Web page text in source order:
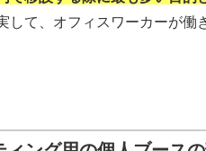
して、オフィスワーカーが働